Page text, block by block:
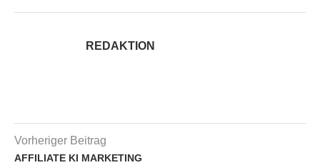
REDAKTION
Vorheriger Beitrag
AFFILIATE KI MARKETING